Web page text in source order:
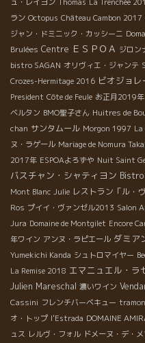
ラン Octopus Château Cambon 2017
ジャン・ドミニック・カッシーニ
Brulées Centre ＥＳＰＯＡ ジロン
bistro SAGAN オリヴィエ・ジャンテ
Crozes-Hermitage 2016 ビオジョレ
President Côte de Feule お正月2019年
ベルタン BMO聖子さん Huitres de
chan サンタムール Morgon 1997
ヌ・ラゲール Mariage de Nomura
2017年 ESPOAよろずや Nuit Saint
バスチャン・シャティヨン
Mont Blanc Julie レストラン「ル・
Ros プイイ・ヴァンゼル2013 Salon
Jura Domaine de Montgilet Encore
年ワイン アンヌ・ラピエール ダミア
Yumekichi Kanda シュトロマイヤー
La Remise 2018 エマニュエル・ラ
Julien Mareschal 濃いワイン
Cassini フレンチバーベキュー
オ・トップ l'Estrada DOMAINE
ュス レルヴ・フォル ドメーヌ・デ・